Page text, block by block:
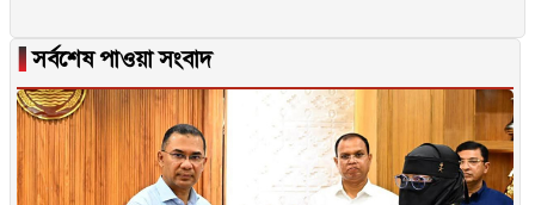
▐সর্বশেষ পাওয়া সংবাদ